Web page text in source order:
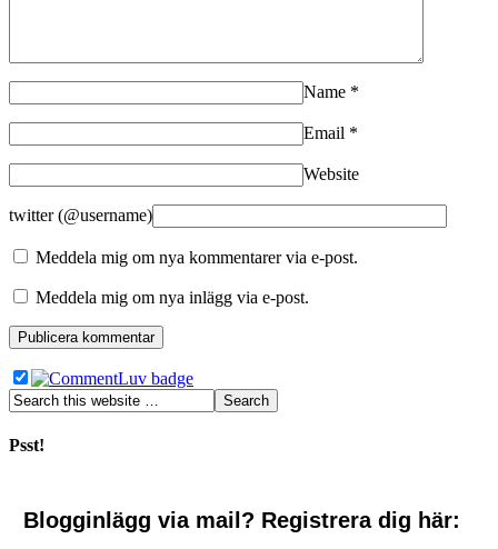
Name *
Email *
Website
twitter (@username)
Meddela mig om nya kommentarer via e-post.
Meddela mig om nya inlägg via e-post.
Psst!
Blogginlägg via mail? Registrera dig här: